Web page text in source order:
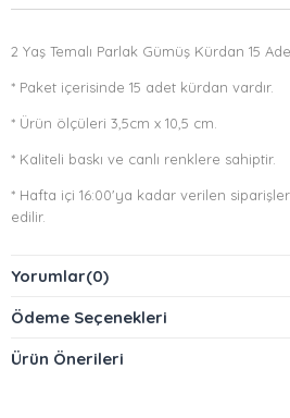
2 Yaş Temalı Parlak Gümüş Kürdan 15
* Paket içerisinde 15 adet kürdan vardır.
* Ürün ölçüleri 3,5cm x 10,5 cm.
* Kaliteli baskı ve canlı renklere sahiptir.
* Hafta içi 16:00'ya kadar verilen
edilir.
Yorumlar(0)
Ödeme Seçenekleri
Ürün Önerileri